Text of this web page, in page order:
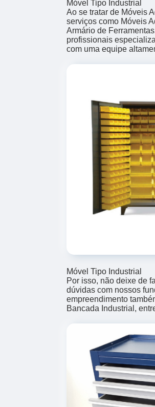
Móvel Tipo Industrial
Ao se tratar de Móveis
serviços como Móveis
Armário de
profissionais
com uma equipe
Móvel Tipo Industrial
Por isso, não deixe de
dúvidas com nossos
empreendimento
Bancada Industrial,